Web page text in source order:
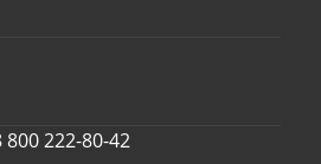
800 222-80-42